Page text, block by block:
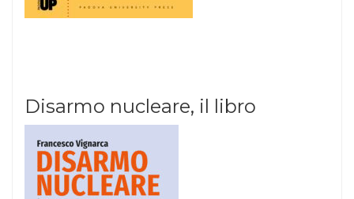
Disarmo nucleare, il libro